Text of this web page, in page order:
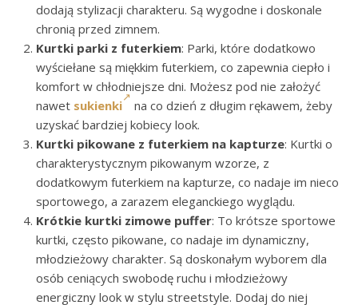
dodają stylizacji charakteru. Są wygodne i doskonale
chronią przed zimnem.
Kurtki parki z futerkiem: Parki, które dodatkowo
wyściełane są miękkim futerkiem, co zapewnia ciepło i
komfort w chłodniejsze dni. Możesz pod nie założyć
nawet sukienki
na co dzień z długim rękawem, żeby
uzyskać bardziej kobiecy look.
Kurtki pikowane z futerkiem na kapturze: Kurtki o
charakterystycznym pikowanym wzorze, z
dodatkowym futerkiem na kapturze, co nadaje im nieco
sportowego, a zarazem eleganckiego wyglądu.
Krótkie kurtki zimowe puffer: To krótsze sportowe
kurtki, często pikowane, co nadaje im dynamiczny,
młodzieżowy charakter. Są doskonałym wyborem dla
osób ceniących swobodę ruchu i młodzieżowy
energiczny look w stylu streetstyle. Dodaj do niej